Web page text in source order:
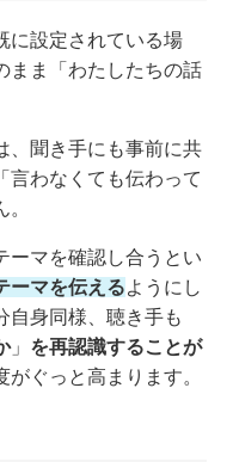
に設定されている場
まま
「 わたしたちの話
、聞き手にも事前に共
言わなくても伝わって
。
ーマを確認し合うとい
ーマを伝えるようにし
自身同様、聴き手も
」 を再認識することが
がぐっと高まります。